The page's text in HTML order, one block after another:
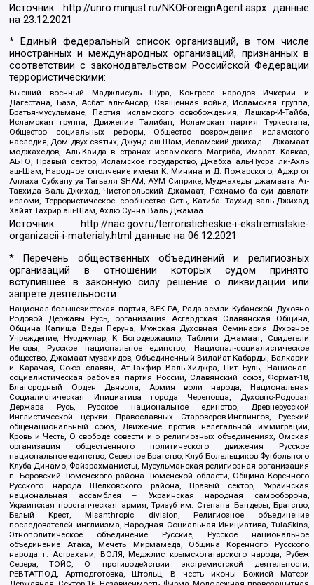
Источник: http://unro.minjust.ru/NKOForeignAgent.aspxданные
на23.12.2021
* Единый федеральный список организаций, в том числе
иностранных и международных организаций, признанных в
соответствии с законодательством Российской Федерации
террористическими:
Высший военный Маджлисуль Шура, Конгресс народов Ичкерии и
Дагестана, База, Асбат аль-Ансар, Священная война, Исламская группа,
Братья-мусульмане, Партия исламского освобождения, Лашкар-И-Тайба,
Исламская группа, Движение Талибан, Исламская партия Туркестана,
Общество социальных реформ, Общество возрождения исламского
наследия, Дом двух святых, Джунд аш-Шам, Исламский джихад – Джамаат
моджахедов, Аль-Каида в странах исламского Магриба, Имарат Кавказ,
АБТО, Правый сектор, Исламское государство, Джабха аль-Нусра ли-Ахль
аш-Шам, Народное ополчение имени К. Минина и Д. Пожарского, Аджр от
Аллаха Субхану уа Тагьаля SHAM, АУМ Синрике, Муджахеды джамаата Ат-
Тавхида Валь-Джихад, Чистопольский Джамаат, Рохнамо ба суи давлати
исломи, Террористическое сообщество Сеть, Катиба Таухид валь-Джихад,
Хайят Тахрир аш-Шам, Ахлю Сунна Валь Джамаа
Источник:
http://nac.gov.ru/terroristicheskie-i-ekstremistskie-
organizacii-i-materialy.html данные на06.12.2021
* Перечень общественных объединений и религиозных
организаций в отношении которых судом принято
вступившее в законную силу решение о ликвидации или
запрете деятельности:
Национал-большевистская партия, ВЕК РА, Рада земли Кубанской Духовно
Родовой Державы Русь, организация Асгардская Славянская Община,
Община Капища Веды Перуна, Мужская Духовная Семинария Духовное
Учреждение, Нурджулар, К Богодержавию, Таблиги Джамаат, Свидетели
Иеговы, Русское национальное единство, Национал-социалистическое
общество, Джамаат мувахидов, Объединенный Вилайат Кабарды, Балкарии
и Карачая, Союз славян, Ат-Такфир Валь-Хиджра, Пит Буль, Национал-
социалистическая рабочая партия России, Славянский союз, Формат-18,
Благородный Орден Дьявола, Армия воли народа, Национальная
Социалистическая Инициатива города Череповца, Духовно-Родовая
Держава Русь, Русское национальное единство, Древнерусской
Инглистической церкви Православных Староверов-Инглингов, Русский
общенациональный союз, Движение против нелегальной иммиграции,
Кровь и Честь, О свободе совести и о религиозных объединениях, Омская
организация общественного политического движения Русское
национальное единство, Северное Братство, Клуб Болельщиков Футбольного
Клуба Динамо, Файзрахманисты, Мусульманская религиозная организация
п. Боровский Тюменского района Тюменской области, Община Коренного
Русского народа Щелковского района, Правый сектор, Украинская
национальная ассамблея – Украинская народная самооборона,
Украинская повстанческая армия, Тризуб им. Степана Бандеры, Братство,
Белый Крест, Misanthropic division, Религиозное объединение
последователей инглиизма, Народная Социальная Инициатива, TulaSkins,
Этнополитическое объединение Русские, Русское национальное
объединение Атака, Мечеть Мирмамеда, Община Коренного Русского
народа г. Астрахани, ВОЛЯ, Меджлис крымскотатарского народа, Рубеж
Севера, ТОЙС, О противодействии экстремистской деятельности,
РЕВТАТПОД, Артподготовка, Штольц, В честь иконы Божией Матери